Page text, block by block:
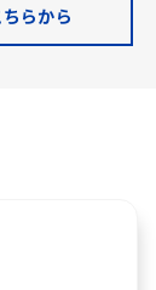
らから